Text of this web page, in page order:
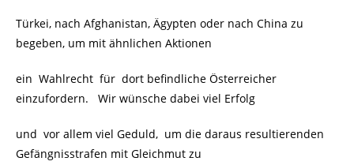
Türkei, nach Afghanistan, Ägypten oder nach China zu
begeben, um mit ähnlichen Aktionen
ein Wahlrecht für dort befindliche Österreicher
einzufordern. Wir wünsche dabei viel Erfolg
und vor allem viel Geduld, um die daraus resultierenden
Gefängnisstrafen mit Gleichmut zu